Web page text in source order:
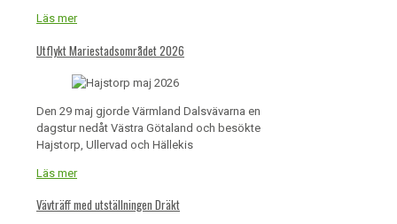
Läs mer
Utflykt Mariestadsområdet 2026
Den 29 maj gjorde Värmland Dalsvävarna en
dagstur nedåt Västra Götaland och besökte
Hajstorp, Ullervad och Hällekis
Läs mer
Vävträff med utställningen Dräkt